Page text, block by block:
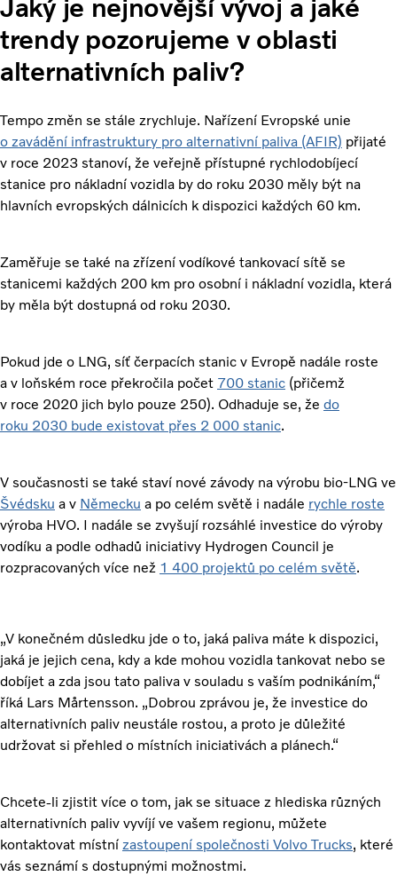
Jaký je nejnovější vývoj a jaké
trendy pozorujeme v oblasti
alternativních paliv?
Tempo změn se stále zrychluje. Nařízení Evropské unie
o zavádění infrastruktury pro alternativní paliva (AFIR) přijaté
v roce 2023 stanoví, že veřejně přístupné rychlodobíjecí
stanice pro nákladní vozidla by do roku 2030 měly být na
hlavních evropských dálnicích k dispozici každých 60 km.
Zaměřuje se také na zřízení vodíkové tankovací sítě se
stanicemi každých 200 km pro osobní i nákladní vozidla, která
by měla být dostupná od roku 2030.
Pokud jde o LNG, síť čerpacích stanic v Evropě nadále roste
a v loňském roce překročila počet 700 stanic (přičemž
v roce 2020 jich bylo pouze 250). Odhaduje se, že do
roku 2030 bude existovat přes 2 000 stanic.
V současnosti se také staví nové závody na výrobu bio-LNG ve
Švédsku a v Německu a po celém světě i nadále rychle roste
výroba HVO. I nadále se zvyšují rozsáhlé investice do výroby
vodíku a podle odhadů iniciativy Hydrogen Council je
rozpracovaných více než 1 400 projektů po celém světě.
„V konečném důsledku jde o to, jaká paliva máte k dispozici,
jaká je jejich cena, kdy a kde mohou vozidla tankovat nebo se
dobíjet a zda jsou tato paliva v souladu s vaším podnikáním,“
říká Lars Mårtensson. „Dobrou zprávou je, že investice do
alternativních paliv neustále rostou, a proto je důležité
udržovat si přehled o místních iniciativách a plánech.“
Chcete-li zjistit více o tom, jak se situace z hlediska různých
alternativních paliv vyvíjí ve vašem regionu, můžete
kontaktovat místní zastoupení společnosti Volvo Trucks, které
vás seznámí s dostupnými možnostmi.